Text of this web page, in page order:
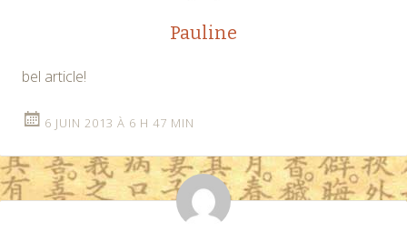
Pauline
bel article!
6 JUIN 2013 À 6 H 47 MIN